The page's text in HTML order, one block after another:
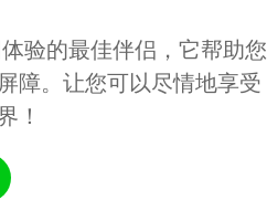
验的最佳伴侣，它帮助您
障。让您可以尽情地享受
！